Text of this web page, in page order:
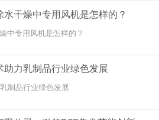
干燥中专用风机是怎样的？
中专用风机是怎样的？
力乳制品行业绿色发展
制品行业绿色发展